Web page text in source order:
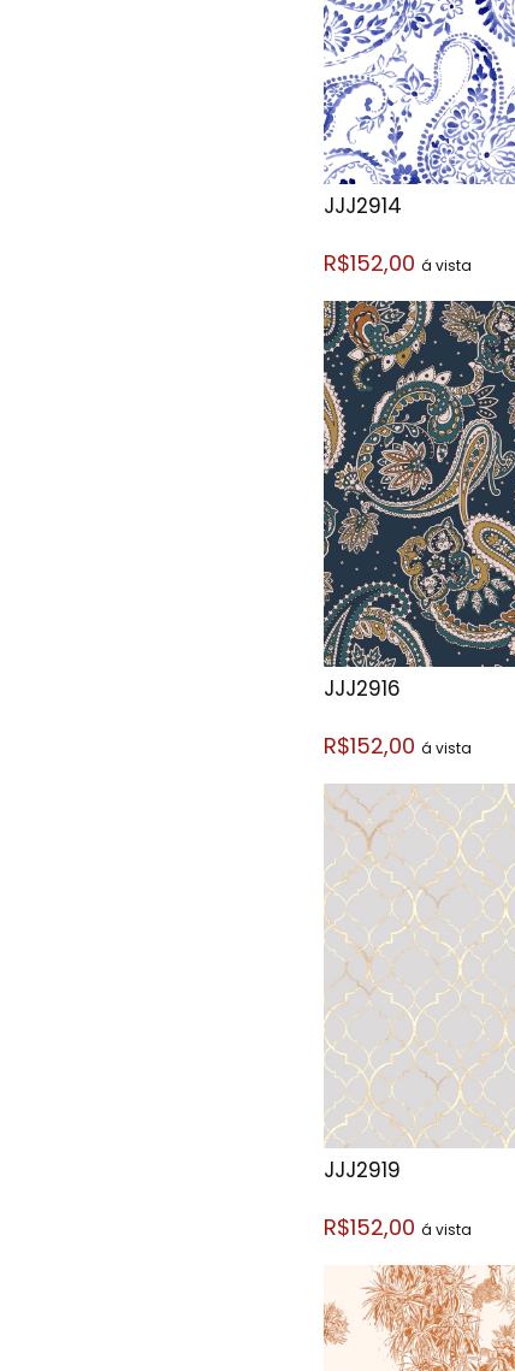
JJJ2914
R$152,00 á vista
JJJ2916
R$152,00 á vista
JJJ2919
R$152,00 á vista